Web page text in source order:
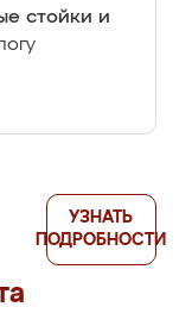
стойки и
УЗНАТЬ
ПОДРОБНОСТИ